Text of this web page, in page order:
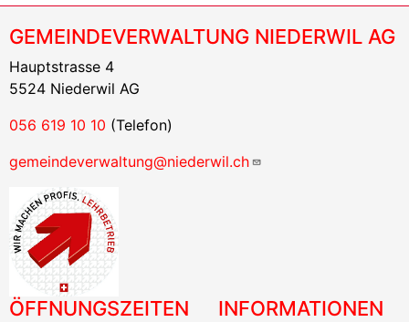
GEMEINDEVERWALTUNG NIEDERWIL AG
Hauptstrasse 4
5524 Niederwil AG
056 619 10 10 (Telefon)
gemeindeverwaltung@niederwil.ch
ÖFFNUNGSZEITEN INFORMATIONEN